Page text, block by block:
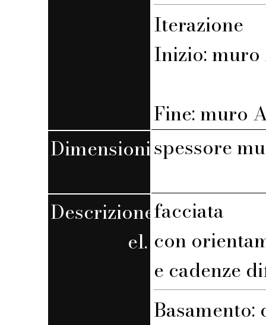
Iterazione
Inizio: muro
Fine: muro
Dimensionispessore
Descrizione
el.
facciata
con
e cadenze